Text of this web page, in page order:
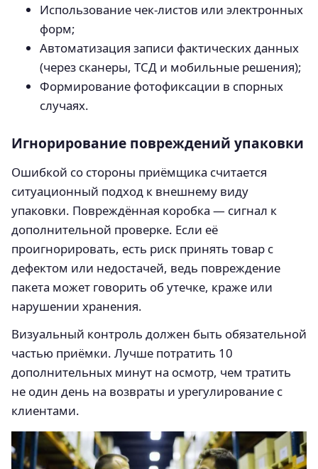
Использование чек-листов или электронных
форм;
Автоматизация записи фактических данных
(через сканеры, ТСД и мобильные решения);
Формирование фотофиксации в спорных
случаях.
Игнорирование повреждений упаковки
Ошибкой со стороны приёмщика считается
ситуационный подход к внешнему виду
упаковки. Повреждённая коробка — сигнал к
дополнительной проверке. Если её
проигнорировать, есть риск принять товар с
дефектом или недостачей, ведь повреждение
пакета может говорить об утечке, краже или
нарушении хранения.
Визуальный контроль должен быть обязательной
частью приёмки. Лучше потратить 10
дополнительных минут на осмотр, чем тратить
не один день на возвраты и урегулирование с
клиентами.